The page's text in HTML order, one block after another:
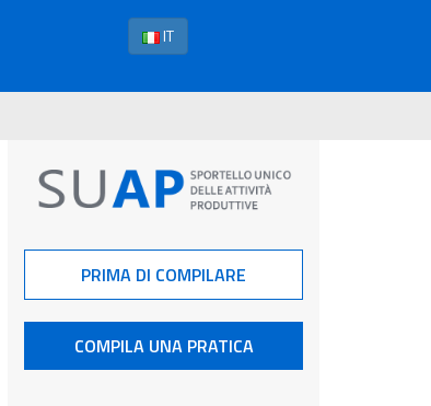
IT
PRIMA DI COMPILARE
COMPILA UNA PRATICA